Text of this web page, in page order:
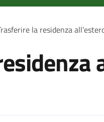
la residenza